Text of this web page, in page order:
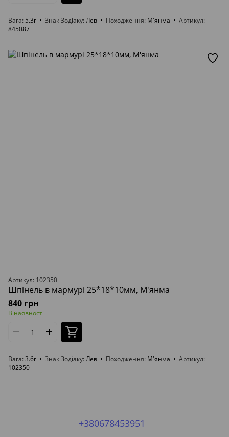
Вага 5.3г Знак Зодіаку Лев Походження М'янма
Артикул
845087
Артикул: 102350
Шпінель в мармурі 25*18*10мм, М'янма
840 грн
В наявності
Вага 3.6г Знак Зодіаку Лев Походження М'янма
Артикул
102350
+380678453951